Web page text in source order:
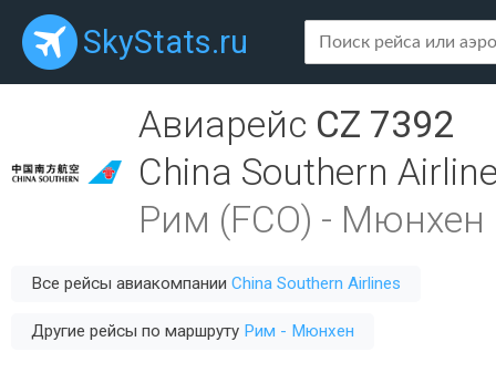
SkyStats.ru
Авиарейс CZ 7392
China Southern
Рим (FCO) - Мюнхен
Все рейсы авиакомпании China Southern Airlines
Другие рейсы по маршруту Рим - Мюнхен